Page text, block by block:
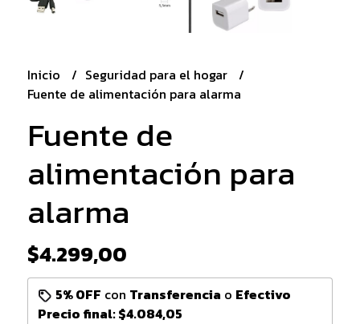
Inicio
Seguridad para el hogar
Fuente de alimentación para alarma
Fuente de
alimentación para
alarma
$4.299,00
5% OFF con Transferencia o Efectivo
Precio final:$4.084,05